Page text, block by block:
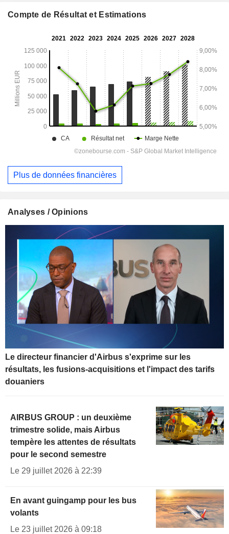
Compte de Résultat et Estimations
Plus de données financières
Analyses / Opinions
Le directeur financier d'Airbus s'exprime sur les
résultats, les fusions-acquisitions et l'impact des tarifs
douaniers
AIRBUS GROUP : un deuxième
trimestre solide, mais Airbus
tempère les attentes de résultats
pour le second semestre
Le 29 juillet 2026 à 22:39
En avant guingamp pour les bus
volants
Le 23 juillet 2026 à 09:18